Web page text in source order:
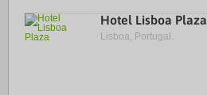
Hotel Lisboa Plaza
Lisboa, Portugal.